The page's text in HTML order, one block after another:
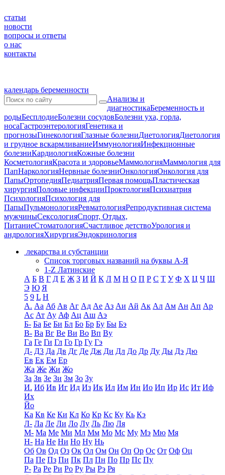
статьи
новости
вопросы и ответы
о нас
контакты
календарь беременности
Анализы и
диагностикаБеременность и
родыБесплодиеБолезни сосудовБолезни уха, горла,
носаГастроэнтерологияГенетика и
прогнозыГинекологияГлазные болезниДиетологияДиетология
и грудное вскармливаниеИммунологияИнфекционные
болезниКардиологияКожные болезни
КосметологияКрасота и здоровьеМаммологияМаммология для
ПапНаркологияНервные болезниОнкологияОнкология для
ПапыОртопедияПедиатрияПервая помощьПластическая
хирургияПоловые инфекцииПроктологияПсихиатрия
ПсихологияПсихология для
ПапыПульмонологияРевматологияРепродуктивная система
мужчиныСексологияСпорт, Отдых,
ПитаниеСтоматологияСчастливое детствоУрология и
андрологияХирургияЭндокринология
лекарства и субстанции
Список торговых названий на буквы А-Я
1-Z Латинские
А Б В Г Д Е Ж З И Й К Л М Н О П Р С Т У Ф Х Ц Ч Ш
Э Ю Я
5 9 L H
А. Аа Аб Ав Аг Ад Ае Аз Аи Ай Ак Ал Ам Ан Ап Ар
Ас Ат Ау Аф Ац Аш Аэ
Б- Ба Бе Би Бл Бо Бр Бу Бы Бэ
В- Ва Вг Ве Ви Во Вп Ву
Га Ге Ги Гл Го Гр Гу Гэ
Д- Д3 Да Дв Дг Де Дж Ди Дл До Др Ду Ды Дэ Дю
Ев Ек Ем Ер
Жа Же Жи Жо
За Зв Зе Зи Зм Зо Зу
И. Иб Ив Иг Ид Из Ик Ил Им Ин Ио Ип Ир Ис Ит Иф
Их
Йо
Ка Кв Ке Ки Кл Ко Кр Кс Ку Кь Кэ
Л- Ла Ле Ли Ло Лу Ль Лю Ля
М- Ма Ме Ми Мл Мм Мо Мс Му Мэ Мю Мя
Н- На Не Ни Но Ну Нь
Об Ов Од Оз Ок Ол Ом Он Оп Ор Ос От Оф Оц
Па Пе Пз Пи Пк Пл Пн По Пр Пс Пу
Р- Ра Ре Ри Ро Ру Ры Рэ Ря